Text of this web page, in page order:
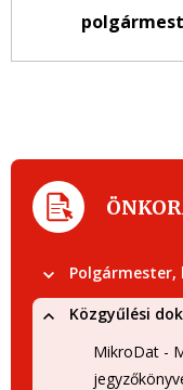
Közgyűlési
MikroDat -